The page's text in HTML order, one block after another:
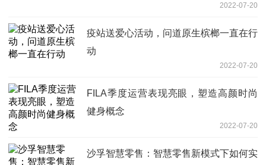
2022-07-20
疫站送爱心活动，问道原生槟榔一直在行
动
2022-07-20
FILA季度运营表现亮眼，塑造高颜时尚
健身概念
2022-07-20
沙孚智慧零售：智慧零售新模式下如何实